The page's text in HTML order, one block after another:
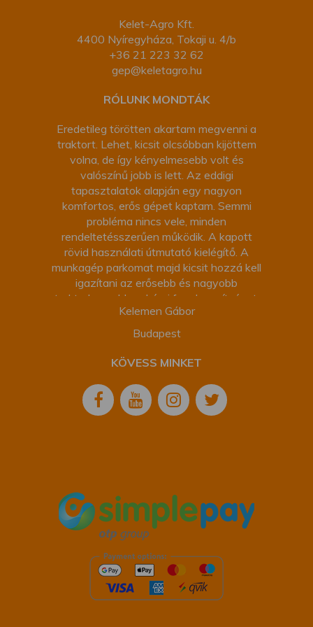
Kelet-Agro Kft.
4400 Nyíregyháza, Tokaji u. 4/b
+36 21 223 32 62
gep@keletagro.hu
RÓLUNK MONDTÁK
Eredetileg törötten akartam megvenni a
traktort. Lehet, kicsit olcsóbban kijöttem
volna, de így kényelmesebb volt és
valószínű jobb is lett. Az eddigi
tapasztalatok alapján egy nagyon
komfortos, erős gépet kaptam. Semmi
probléma nincs vele, minden
rendeltetésszerűen működik. A kapott
rövid használati útmutató kielégítő. A
munkagép parkomat majd kicsit hozzá kell
igazítani az erősebb és nagyobb
traktorhoz, ehhez kérni fogok segítséget.
Kelemen Gábor
Budapest
KÖVESS MINKET